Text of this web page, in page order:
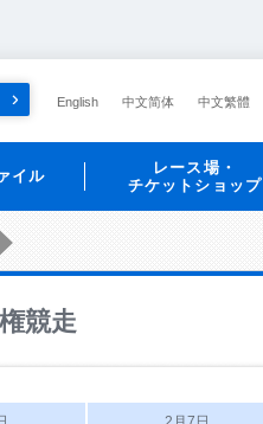
English 中文简体 中文繁體
イル
レース場・
チケットショップ
競走